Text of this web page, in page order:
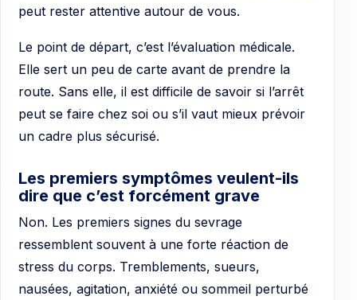
peut rester attentive autour de vous.
Le point de départ, c’est l’évaluation médicale.
Elle sert un peu de carte avant de prendre la
route. Sans elle, il est difficile de savoir si l’arrêt
peut se faire chez soi ou s’il vaut mieux prévoir
un cadre plus sécurisé.
Les premiers symptômes veulent-ils
dire que c’est forcément grave
Non. Les premiers signes du sevrage
ressemblent souvent à une forte réaction de
stress du corps. Tremblements, sueurs,
nausées, agitation, anxiété ou sommeil perturbé